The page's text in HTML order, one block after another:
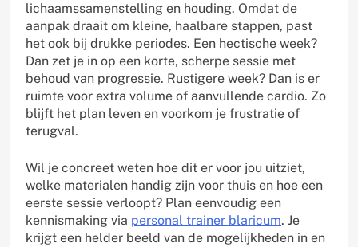
lichaamssamenstelling en houding. Omdat de
aanpak draait om kleine, haalbare stappen, past
het ook bij drukke periodes. Een hectische week?
Dan zet je in op een korte, scherpe sessie met
behoud van progressie. Rustigere week? Dan is er
ruimte voor extra volume of aanvullende cardio. Zo
blijft het plan leven en voorkom je frustratie of
terugval.
Wil je concreet weten hoe dit er voor jou uitziet,
welke materialen handig zijn voor thuis en hoe een
eerste sessie verloopt? Plan eenvoudig een
kennismaking via personal trainer blaricum. Je
krijgt een helder beeld van de mogelijkheden in en